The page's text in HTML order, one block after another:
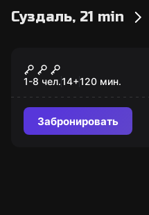
Суздаль, 21 min
Суздаль:
исторические
древнего города
1-8 чел.14+120 мин.
Забронировать